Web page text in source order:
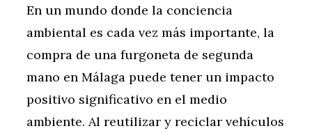
En un mundo donde la conciencia
ambiental es cada vez más importante, la
compra de una furgoneta de segunda
mano en Málaga puede tener un impacto
positivo significativo en el medio
ambiente. Al reutilizar y reciclar vehículos